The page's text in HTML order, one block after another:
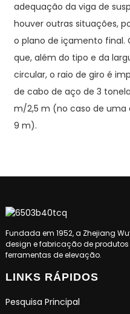
adequação da viga de
houver outras situações,
o plano de içamento
que, além do tipo e da
circular, o raio de giro é
de cabo de aço de 3
m/2,5 m (no caso de
9 m).
Fundada em 1952, a Zhejiang
design e fabricação de
ferramentas de elevação.
LINKS RÁPIDOS
Pesquisa Principal